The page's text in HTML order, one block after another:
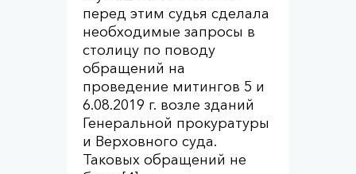
перед этим судья сделала
необходимые запросы в
столицу по поводу
обращений на
проведение митингов 5 и
6.08.2019 г. возле зданий
Генеральной прокуратуры
и Верховного суда.
Таковых обращений не